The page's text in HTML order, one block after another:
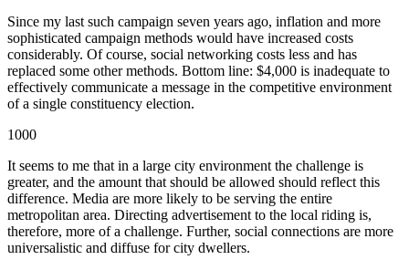
Since my last such campaign seven years ago, inflation and more
sophisticated campaign methods would have increased costs
considerably. Of course, social networking costs less and has
replaced some other methods. Bottom line: $4,000 is inadequate to
effectively communicate a message in the competitive environment
of a single constituency election.
1000
It seems to me that in a large city environment the challenge is
greater, and the amount that should be allowed should reflect this
difference. Media are more likely to be serving the entire
metropolitan area. Directing advertisement to the local riding is,
therefore, more of a challenge. Further, social connections are more
universalistic and diffuse for city dwellers.